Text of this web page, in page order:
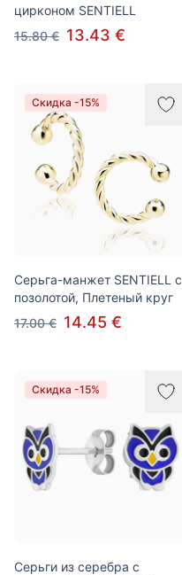
цирконом SENTIELL
15.80 € 13.43 €
Скидка -15%
Серьга-манжет SENTIELL с
позолотой, Плетеный круг
17.00 € 14.45 €
Скидка -15%
Серьги из серебра с